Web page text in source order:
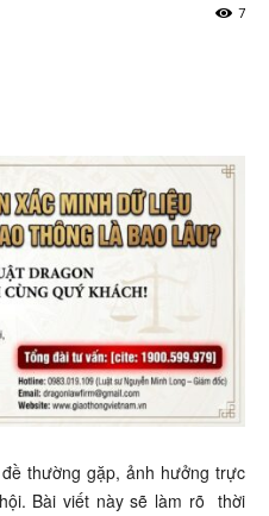
7
thường gặp, ảnh hưởng trực
Bài viết này sẽ làm rõ thời